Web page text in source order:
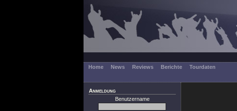
Home News Reviews Berichte
Tourdaten
Anmeldung
Benutzername